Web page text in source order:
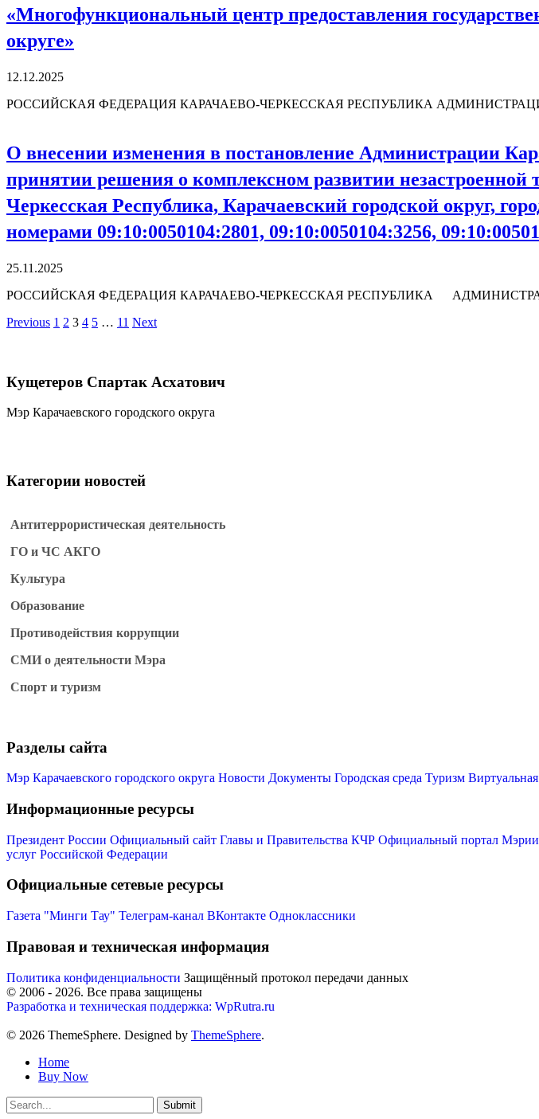
«Многофункциональный центр предоставления
округе»
12.12.2025
РОССИЙСКАЯ ФЕДЕРАЦИЯ КАРАЧАЕВО-ЧЕРКЕССКАЯ РЕСПУБЛИКА
О внесении изменения в постановление Администрации
принятии решения о комплексном развитии незастроенной
Черкесская Республика, Карачаевский городской округ,
номерами 09:10:0050104:2801, 09:10:0050104:3256,
25.11.2025
РОССИЙСКАЯ ФЕДЕРАЦИЯ КАРАЧАЕВО-ЧЕРКЕССКАЯ РЕСПУБЛИКА
Previous 1 2 3 4 5 … 11 Next
Кущетеров Спартак Асхатович
Мэр Карачаевского городского округа
Категории новостей
Антитеррористическая деятельность
ГО и ЧС АКГО
Культура
Образование
Противодействия коррупции
СМИ о деятельности Мэра
Спорт и туризм
Разделы сайта
Мэр Карачаевского городского округа Новости Документы Городская среда Туризм
Информационные ресурсы
Президент России Официальный сайт Главы и Правительства КЧР Официальный портал Мэрии
услуг Российской Федерации
Официальные сетевые ресурсы
Газета "Минги Тау" Телеграм-канал ВКонтакте Одноклассники
Правовая и техническая информация
Политика конфиденциальности Защищённый протокол передачи данных
© 2006 - 2026. Все права защищены
Разработка и техническая поддержка: WpRutra.ru
© 2026 ThemeSphere. Designed by ThemeSphere.
Home
Buy Now
Submit